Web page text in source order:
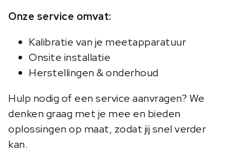
Onze service omvat:
Kalibratie van je meetapparatuur
Onsite installatie
Herstellingen & onderhoud
Hulp nodig of een service aanvragen? We
denken graag met je mee en bieden
oplossingen op maat, zodat jij snel verder
kan.